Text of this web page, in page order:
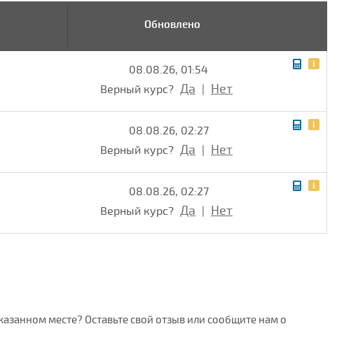
Обновлено
08.08.26, 01:54
Верный курс? Да Нет
08.08.26, 02:27
Верный курс? Да Нет
08.08.26, 02:27
Верный курс? Да Нет
месте? Оставьте свой отзыв или сообщите нам о